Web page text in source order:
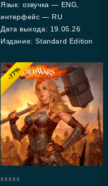
Язык: озвучка — ENG,
интерфейс — RU
Дата выхода: 19.05.26
Издание: Standard Edition
-77%